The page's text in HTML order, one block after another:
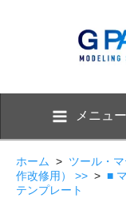
メニュー
ホーム > ツール・
作改修用） >> > ■
テンプレート